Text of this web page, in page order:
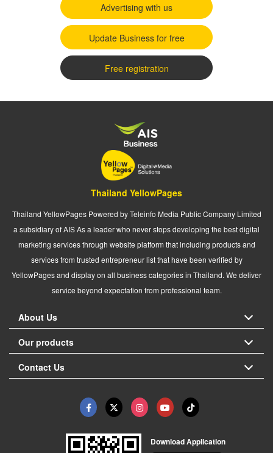
Advertising with us
Update Business for free
Free registration
Thailand YellowPages
Thailand YellowPages Powered by Teleinfo Media Public Company Limited
a subsidiary of AIS As a leader who never stops developing the best digital
marketing services through website platform that including products and
services from trusted entrepreneur list that have been verified by
YellowPages and display on all business categories in Thailand. We deliver
service beyond expectation from professional team.
About Us
Our products
Contact Us
Download Application